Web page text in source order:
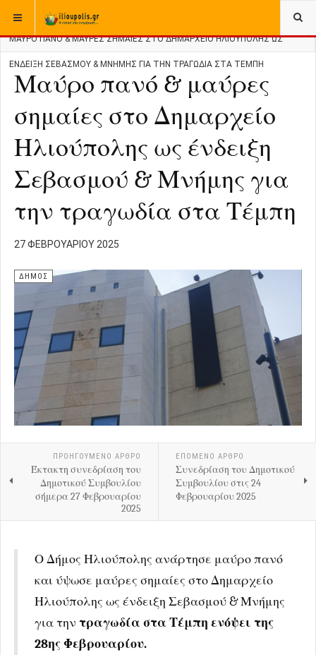
ΒΡΊΣΚΕΣΤΕ ΕΔΏ: ΑΡΧΙΚΉ
ΜΑΎΡΟ ΠΑΝΌ & ΜΑΎΡΕΣ ΣΗΜΑΊΕΣ ΣΤΟ ΔΗΜΑΡΧΕΊΟ ΗΛΙΟΎΠΟΛΗΣ ΩΣ
ΈΝΔΕΙΞΗ ΣΕΒΑΣΜΟΎ & ΜΝΉΜΗΣ ΓΙΑ ΤΗΝ ΤΡΑΓΩΔΊΑ ΣΤΑ ΤΈΜΠΗ
Μαύρο πανό & μαύρες
σημαίες στο Δημαρχείο
Ηλιούπολης ως ένδειξη
Σεβασμού & Μνήμης για
την τραγωδία στα Τέμπη
27 ΦΕΒΡΟΥΑΡΊΟΥ 2025
ΔΗΜΟΣ
ΠΡΟΗΓΟΎΜΕΝΟ ΑΡΘΡΟ
Έκτακτη συνεδρίαση του
Δημοτικού Συμβουλίου
σήμερα 27 Φεβρουαρίου
2025
ΕΠΟΜΕΝΟ ΑΡΘΡΟ
Συνεδρίαση του Δημοτικού
Συμβουλίου στις 24
Φεβρουαρίου 2025
Ο Δήμος Ηλιούπολης ανάρτησε μαύρο πανό
και ύψωσε μαύρες σημαίες στο Δημαρχείο
Ηλιούπολης ως ένδειξη Σεβασμού & Μνήμης
για την τραγωδία στα Τέμπη ενόψει της
28ης Φεβρουαρίου.